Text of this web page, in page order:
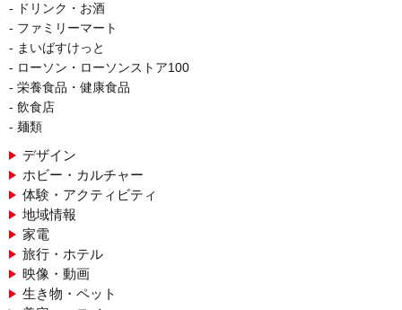
ドリンク・お酒
ファミリーマート
まいばすけっと
ローソン・ローソンストア100
栄養食品・健康食品
飲食店
麺類
デザイン
ホビー・カルチャー
体験・アクティビティ
地域情報
家電
旅行・ホテル
映像・動画
生き物・ペット